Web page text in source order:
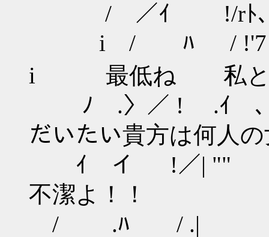
/ ／ｲ !/r
i / ﾊ / !'7
i 最低ね 私との約
ﾉ .〉／ ! .ｲ
だいたい貴方は何人
ｲ イ !／|
不潔よ！！
/ .ﾊ / .| ､